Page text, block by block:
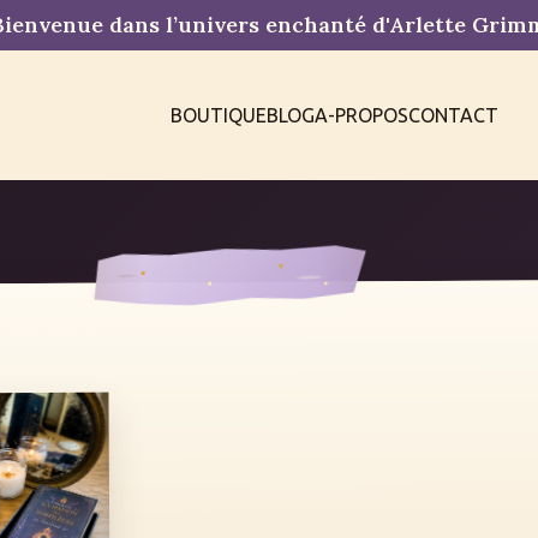
dans l’univers enchanté d'Arlette
BOUTIQUEBLOGA-PROPOSCONTACT